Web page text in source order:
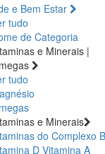
e Bem Estar
tudo
de Categoria
e Minerais |
tudo
e Minerais
do Complexo B
D Vitamina A